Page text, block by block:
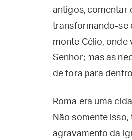
antigos, comentar
transformando-se
monte Célio, onde
Senhor; mas as
de fora para
Roma era uma
Não somente
agravamento da